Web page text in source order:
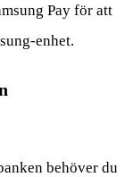
Pay för att
enhet.
behöver du